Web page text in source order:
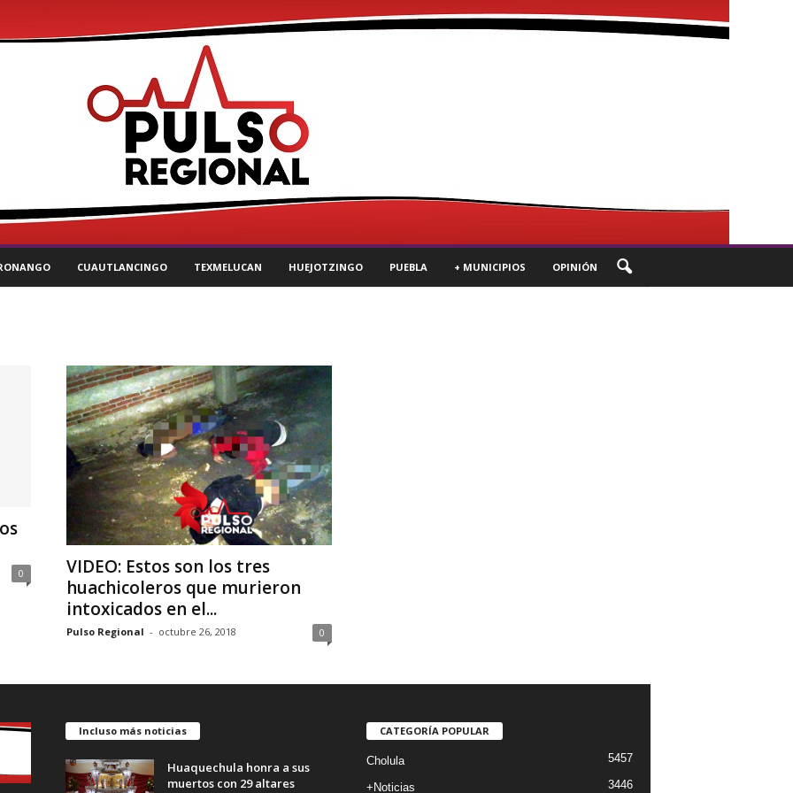
CUAUTLANCINGO TEXMELUCAN HUEJOTZINGO PUEBLA + MUNICIPIOS OPINIÓN
0
VIDEO: Estos son los tres
huachicoleros que murieron
intoxicados en el...
Pulso Regional - octubre 26, 2018 0
Incluso más noticias
Huaquechula honra a sus
muertos con 29 altares
CATEGORÍA POPULAR
Cholula 5457
+Noticias 3446